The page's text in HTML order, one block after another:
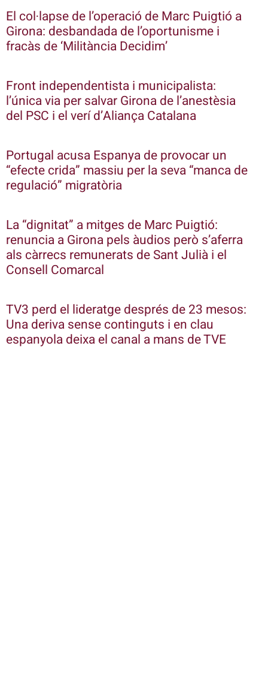
El col·lapse de l’operació de Marc Puigtió a
Girona: desbandada de l’oportunisme i
fracàs de ‘Militància Decidim’
Front independentista i municipalista:
l’única via per salvar Girona de l’anestèsia
del PSC i el verí d’Aliança Catalana
Portugal acusa Espanya de provocar un
“efecte crida” massiu per la seva “manca de
regulació” migratòria
La “dignitat” a mitges de Marc Puigtió:
renuncia a Girona pels àudios però s’aferra
als càrrecs remunerats de Sant Julià i el
Consell Comarcal
TV3 perd el lideratge després de 23 mesos:
Una deriva sense continguts i en clau
espanyola deixa el canal a mans de TVE